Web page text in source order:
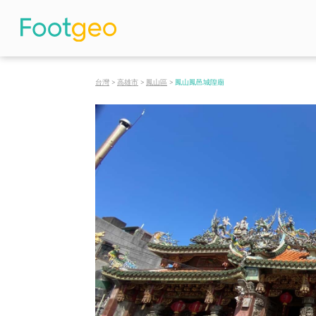
台灣 > 高雄市 > 鳳山區 > 鳳山鳳邑城隍廟